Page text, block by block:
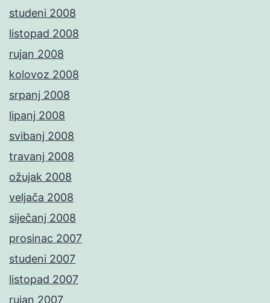
studeni 2008
listopad 2008
rujan 2008
kolovoz 2008
srpanj 2008
lipanj 2008
svibanj 2008
travanj 2008
ožujak 2008
veljača 2008
siječanj 2008
prosinac 2007
studeni 2007
listopad 2007
rujan 2007